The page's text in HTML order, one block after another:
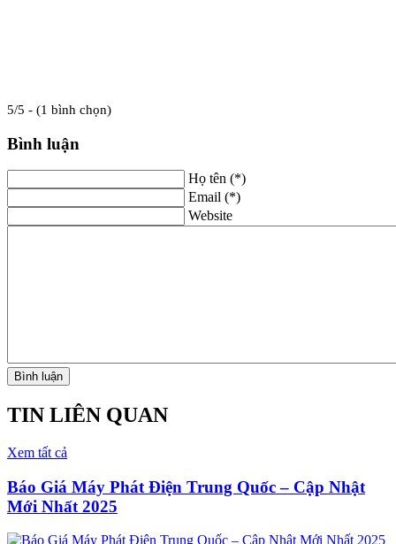
5/5 - (1 bình chọn)
Bình luận
Họ tên (*)
Email (*)
Website
TIN LIÊN QUAN
Xem tất cả
Báo Giá Máy Phát Điện Trung Quốc – Cập Nhật
Mới Nhất 2025